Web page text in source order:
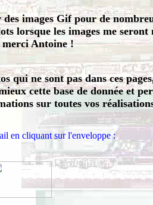
images Gif pour de
lorsque les images me seront
Antoine !
qui ne sont pas dans ces
cette base de donnée et
sur toutes vos
en cliquant sur l'enveloppe :